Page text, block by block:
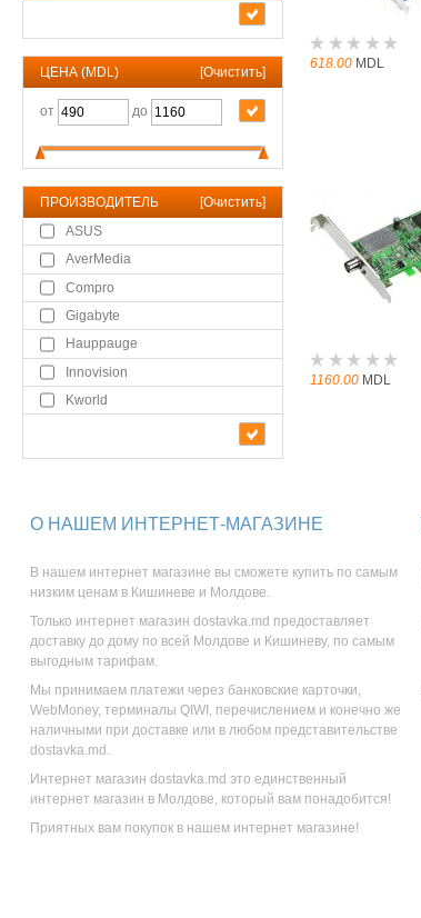
ЦЕНА (MDL) [Очистить]
от до
ПРОИЗВОДИТЕЛЬ [Очистить]
ASUS
AverMedia
Compro
Gigabyte
Hauppauge
Innovision
Kworld
618.00 MDL
1160.00 MDL
О НАШЕМ ИНТЕРНЕТ-МАГАЗИНЕ
В нашем интернет магазине вы сможете купить по самым
низким ценам в Кишиневе и Молдове.
Только интернет магазин dostavka.md предоставляет
доставку до дому по всей Молдове и Кишиневу, по самым
выгодным тарифам.
Мы принимаем платежи через банковские карточки,
WebMoney, терминалы QIWI, перечислением и конечно же
наличными при доставке или в любом представительстве
dostavka.md.
Интернет магазин dostavka.md это единственный
интернет магазин в Молдове, который вам понадобится!
Приятных вам покупок в нашем интернет магазине!